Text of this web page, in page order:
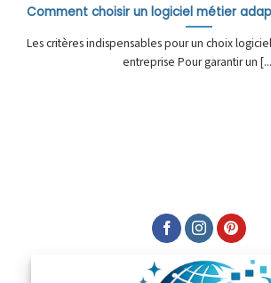
Comment choisir un logiciel métier
Les critères indispensables pour un choix
entreprise Pour garantir un